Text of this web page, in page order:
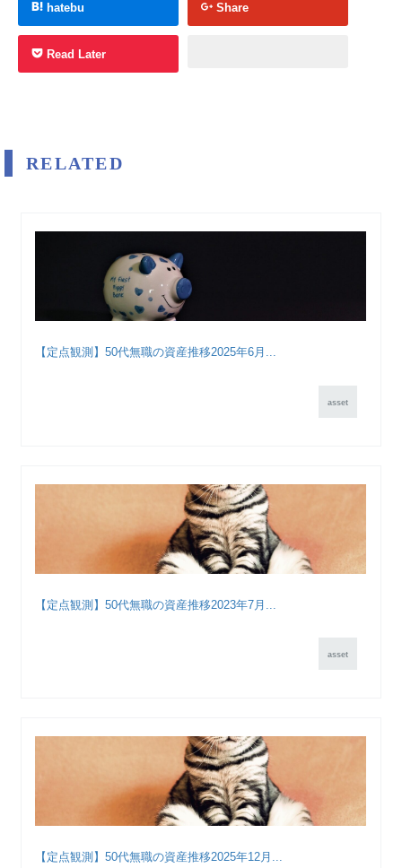
hatebu Share
Read Later
RELATED
【定点観測】50代無職の資産推移2025年6月...
asset
【定点観測】50代無職の資産推移2023年7月...
asset
【定点観測】50代無職の資産推移2025年12月...